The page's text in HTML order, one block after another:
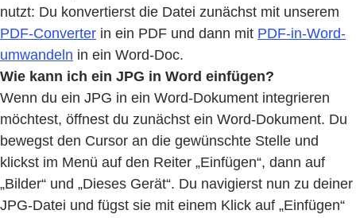
nutzt: Du konvertierst die Datei zunächst mit unserem
PDF-Converter in ein PDF und dann mit PDF-in-Word-
umwandeln in ein Word-Doc.
Wie kann ich ein JPG in Word einfügen?
Wenn du ein JPG in ein Word-Dokument integrieren
möchtest, öffnest du zunächst ein Word-Dokument. Du
bewegst den Cursor an die gewünschte Stelle und
klickst im Menü auf den Reiter „Einfügen“, dann auf
„Bilder“ und „Dieses Gerät“. Du navigierst nun zu deiner
JPG-Datei und fügst sie mit einem Klick auf „Einfügen“